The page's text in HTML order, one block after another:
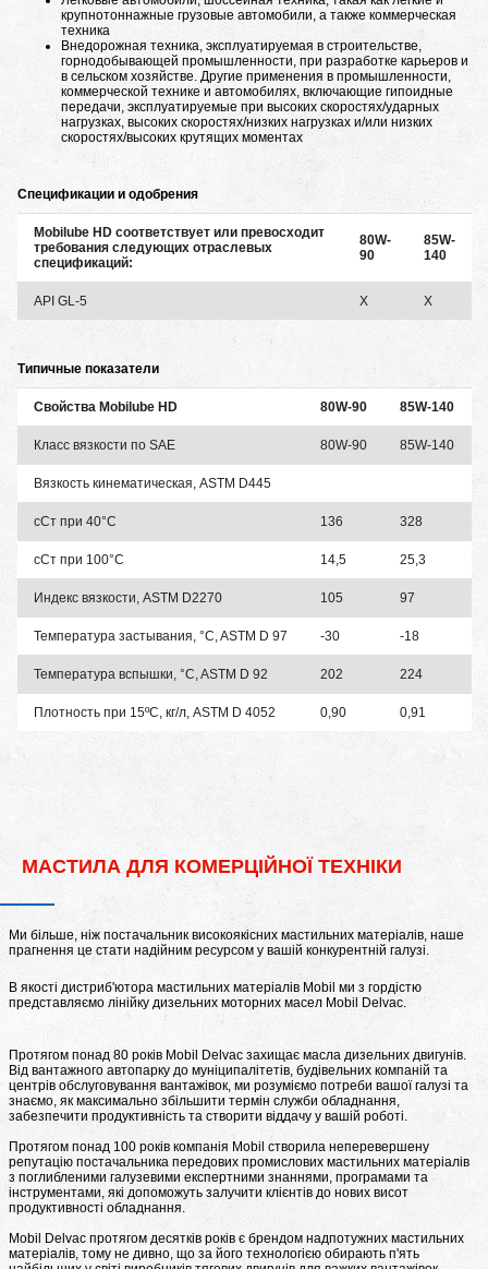
крупнотоннажные грузовые автомобили, а также коммерческая
техника
Внедорожная техника, эксплуатируемая в строительстве,
горнодобывающей промышленности, при разработке карьеров и
в сельском хозяйстве. Другие применения в промышленности,
коммерческой технике и автомобилях, включающие гипоидные
передачи, эксплуатируемые при высоких скоростях/ударных
нагрузках, высоких скоростях/низких нагрузках и/или низких
скоростях/высоких крутящих моментах
Спецификации и одобрения
Mobilube HD соответствует или превосходит
требования следующих отраслевых
спецификаций:
80W-
90
85W-
140
API GL-5 X X
Типичные показатели
Свойства Mobilube HD 80W-90 85W-140
Класс вязкости по SAE 80W-90 85W-140
Вязкость кинематическая, ASTM D445
сСт при 40°C 136 328
сСт при 100°C 14,5 25,3
Индекс вязкости, ASTM D2270 105 97
Температура застывания, °C, ASTM D 97 -30 -18
Температура вспышки, °C, ASTM D 92 202 224
Плотность при 15ºС, кг/л, ASTM D 4052 0,90 0,91
МАСТИЛА ДЛЯ КОМЕРЦІЙНОЇ ТЕХНІКИ
Ми більше, ніж постачальник високоякісних мастильних матеріалів, наше
прагнення це стати надійним ресурсом у вашій конкурентній галузі.
В якості дистриб'ютора мастильних матеріалів Mobil ми з гордістю
представляємо лінійку дизельних моторних масел Mobil Delvac.
Протягом понад 80 років Mobil Delvac захищає масла дизельних двигунів.
Від вантажного автопарку до муніципалітетів, будівельних компаній та
центрів обслуговування вантажівок, ми розуміємо потреби вашої галузі та
знаємо, як максимально збільшити термін служби обладнання,
забезпечити продуктивність та створити віддачу у вашій роботі.
Протягом понад 100 років компанія Mobil створила неперевершену
репутацію постачальника передових промислових мастильних матеріалів
з поглибленими галузевими експертними знаннями, програмами та
інструментами, які допоможуть залучити клієнтів до нових висот
продуктивності обладнання.
Mobil Delvac протягом десятків років є брендом надпотужних мастильних
матеріалів, тому не дивно, що за його технологією обирають п'ять